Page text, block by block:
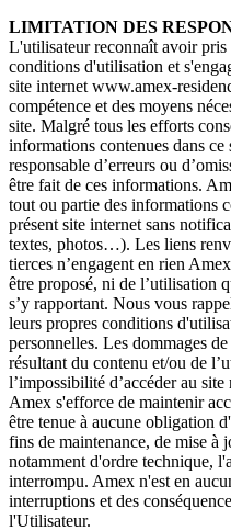
LIMITATION DES
L'utilisateur reconnaît avoir pris
conditions d'utilisation et
site internet www.amex-
compétence et des moyens
site. Malgré tous les efforts
informations contenues dans
responsable d’erreurs ou
être fait de ces informations.
tout ou partie des informations
présent site internet sans
textes, photos…). Les liens
tierces n’engagent en rien
être proposé, ni de l’utilisation
s’y rapportant. Nous vous
leurs propres conditions
personnelles. Les dommages
résultant du contenu et/ou de
l’impossibilité d’accéder au
Amex s'efforce de maintenir
être tenue à aucune obligation
fins de maintenance, de mise à
notamment d'ordre technique,
interrompu. Amex n'est en
interruptions et des
l'Utilisateur.